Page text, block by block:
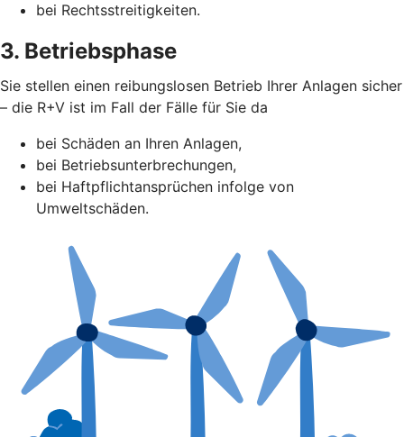
bei Rechtsstreitigkeiten.
3. Betriebsphase
Sie stellen einen reibungslosen Betrieb Ihrer Anlagen sicher
– die R+V ist im Fall der Fälle für Sie da
bei Schäden an Ihren Anlagen,
bei Betriebsunterbrechungen,
bei Haftpflichtansprüchen infolge von
Umweltschäden.